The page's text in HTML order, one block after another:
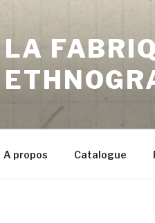
LA
A propos Catalogue